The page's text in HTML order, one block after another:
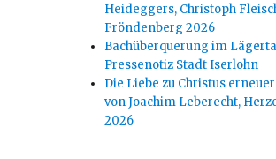
Heideggers, Christoph
Fröndenberg 2026
Bachüberquerung im
Pressenotiz Stadt Iserlohn
Die Liebe zu Christus
von Joachim Leberecht,
2026